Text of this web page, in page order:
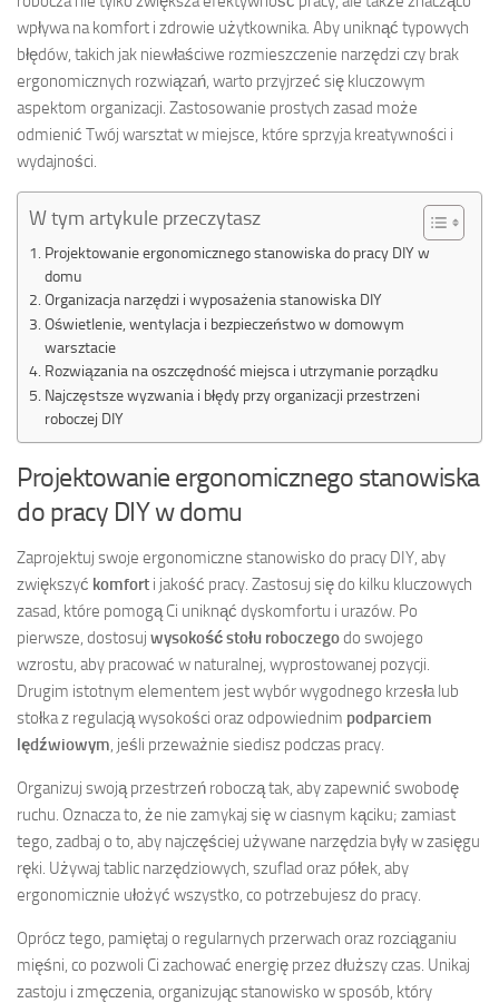
wpływa na komfort i zdrowie użytkownika. Aby uniknąć typowych
błędów, takich jak niewłaściwe rozmieszczenie narzędzi czy brak
ergonomicznych rozwiązań, warto przyjrzeć się kluczowym
aspektom organizacji. Zastosowanie prostych zasad może
odmienić Twój warsztat w miejsce, które sprzyja kreatywności i
wydajności.
W tym artykule przeczytasz
Projektowanie ergonomicznego stanowiska do pracy DIY w
domu
Organizacja narzędzi i wyposażenia stanowiska DIY
Oświetlenie, wentylacja i bezpieczeństwo w domowym
warsztacie
Rozwiązania na oszczędność miejsca i utrzymanie porządku
Najczęstsze wyzwania i błędy przy organizacji przestrzeni
roboczej DIY
Projektowanie ergonomicznego stanowiska
do pracy DIY w domu
Zaprojektuj swoje ergonomiczne stanowisko do pracy DIY, aby
zwiększyć komfort i jakość pracy. Zastosuj się do kilku kluczowych
zasad, które pomogą Ci uniknąć dyskomfortu i urazów. Po
pierwsze, dostosuj wysokość stołu roboczegodo swojego
wzrostu, aby pracować w naturalnej, wyprostowanej pozycji.
Drugim istotnym elementem jest wybór wygodnego krzesła lub
stołka z regulacją wysokości oraz odpowiednim podparciem
lędźwiowym , jeśli przeważnie siedisz podczas pracy.
Organizuj swoją przestrzeń roboczą tak, aby zapewnić swobodę
ruchu. Oznacza to, że nie zamykaj się w ciasnym kąciku; zamiast
tego, zadbaj o to, aby najczęściej używane narzędzia były w zasięgu
ręki. Używaj tablic narzędziowych, szuflad oraz półek, aby
ergonomicznie ułożyć wszystko, co potrzebujesz do pracy.
Oprócz tego, pamiętaj o regularnych przerwach oraz rozciąganiu
mięśni, co pozwoli Ci zachować energię przez dłuższy czas. Unikaj
zastoju i zmęczenia, organizując stanowisko w sposób, który